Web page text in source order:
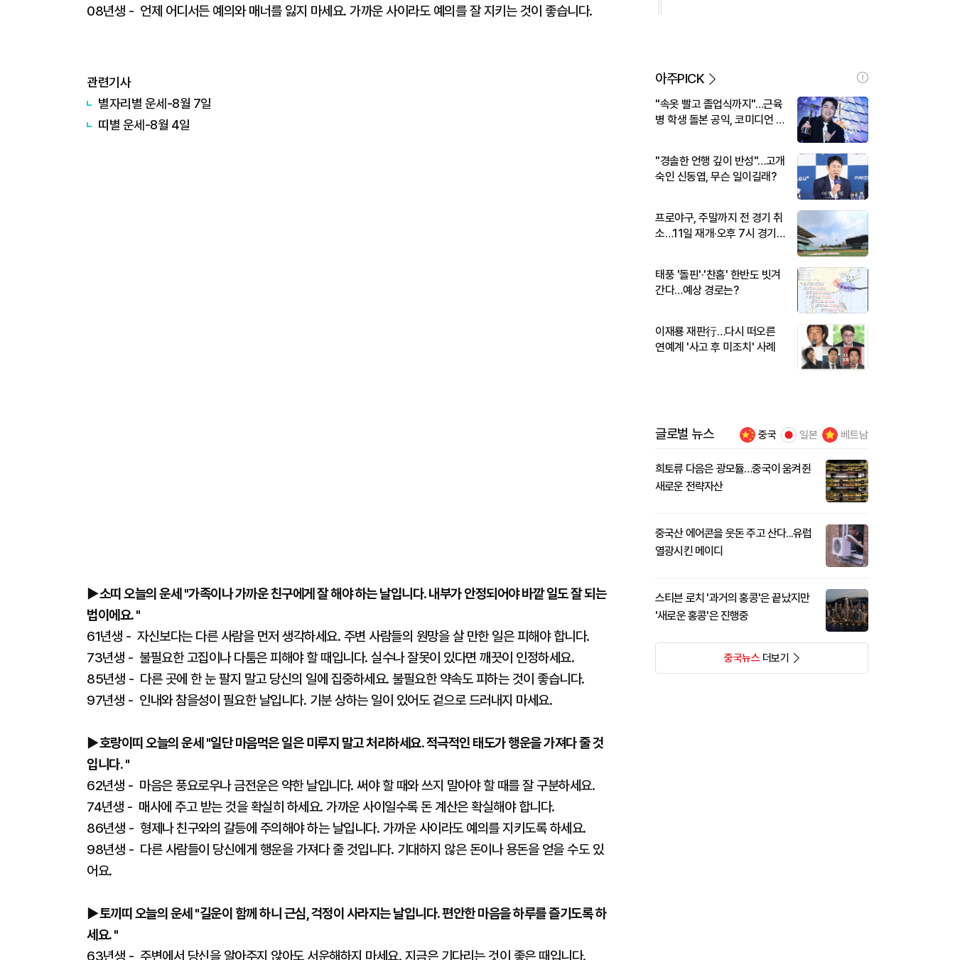
08년생 - 언제 어디서든 예의와 매너를 잃지 마세요. 가까운 사이라도 예의를 잘 지키는 것이 좋습니다.
관련기사
별자리별 운세-8월 7일
띠별 운세-8월 4일
▶소띠 오늘의 운세 "가족이나 가까운 친구에게 잘 해야 하는 날입니다. 내부가 안정되어야 바깥 일도 잘 되는
법이에요. "
61년생 - 자신보다는 다른 사람을 먼저 생각하세요. 주변 사람들의 원망을 살 만한 일은 피해야 합니다.
73년생 - 불필요한 고집이나 다툼은 피해야 할 때입니다. 실수나 잘못이 있다면 깨끗이 인정하세요.
85년생 - 다른 곳에 한 눈 팔지 말고 당신의 일에 집중하세요. 불필요한 약속도 피하는 것이 좋습니다.
97년생 - 인내와 참을성이 필요한 날입니다. 기분 상하는 일이 있어도 겉으로 드러내지 마세요.
▶호랑이띠 오늘의 운세 "일단 마음먹은 일은 미루지 말고 처리하세요. 적극적인 태도가 행운을 가져다 줄 것
입니다. "
62년생 - 마음은 풍요로우나 금전운은 약한 날입니다. 써야 할 때와 쓰지 말아야 할 때를 잘 구분하세요.
74년생 - 매사에 주고 받는 것을 확실히 하세요. 가까운 사이일수록 돈 계산은 확실해야 합니다.
86년생 - 형제나 친구와의 갈등에 주의해야 하는 날입니다. 가까운 사이라도 예의를 지키도록 하세요.
98년생 - 다른 사람들이 당신에게 행운을 가져다 줄 것입니다. 기대하지 않은 돈이나 용돈을 얻을 수도 있
어요.
▶토끼띠 오늘의 운세 "길운이 함께 하니 근심, 걱정이 사라지는 날입니다. 편안한 마음을 하루를 즐기도록 하
세요. "
63년생 - 주변에서 당신을 알아주지 않아도 서운해하지 마세요. 지금은 기다리는 것이 좋은 때입니다.
아주PICK
"속옷 빨고 졸업식까지"…근육
병 학생 돌본 공익, 코미디언 김
"경솔한 언행 깊이 반성"…고개
숙인 신동엽, 무슨 일이길래?
프로야구, 주말까지 전 경기 취
소…11일 재개·오후 7시 경기
태풍 '돌핀'·'찬홈' 한반도 빗겨
간다…예상 경로는?
이재룡 재판行…다시 떠오른
연예계 '사고 후 미조치' 사례
글로벌 뉴스 중국 일본 베트남
희토류 다음은 광모듈…중국이 움켜쥔
새로운 전략자산
중국산 에어콘을 웃돈 주고 산다...유럽
열광시킨 메이디
스티븐 로치 '과거의 홍콩'은 끝났지만
'새로운 홍콩'은 진행중
중국뉴스더보기